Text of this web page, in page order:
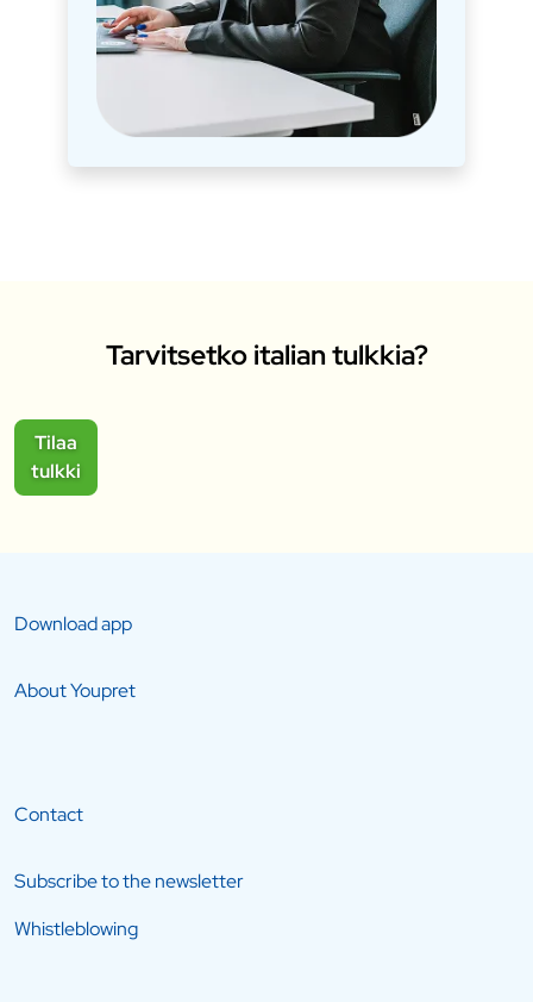
Tarvitsetko italian tulkkia?
Tilaa
tulkki
Download app
About Youpret
Contact
Subscribe to the newsletter
Whistleblowing